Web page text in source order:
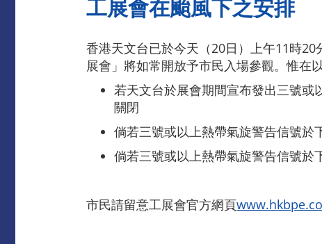
工展會在颱風下之安排
香港天文台已於今天（20日）上午11時
展會」將如常開放予市民入場參觀。惟在
若天文台於展會期間宣布發出三號或
關閉
倘若三號或以上熱帶氣旋警告信號於
倘若三號或以上熱帶氣旋警告信號於
市民請留意工展會官方網頁